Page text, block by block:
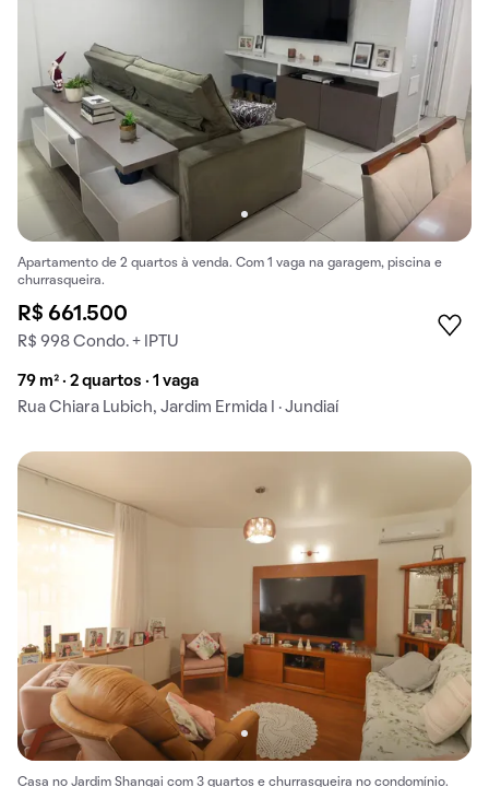
Apartamento de 2 quartos à venda. Com 1 vaga na garagem, piscina e
churrasqueira.
R$ 661.500
R$ 998 Condo. + IPTU
79 m² · 2 quartos · 1 vaga
Rua Chiara Lubich, Jardim Ermida I · Jundiaí
Casa no Jardim Shangai com 3 quartos e churrasqueira no condomínio.